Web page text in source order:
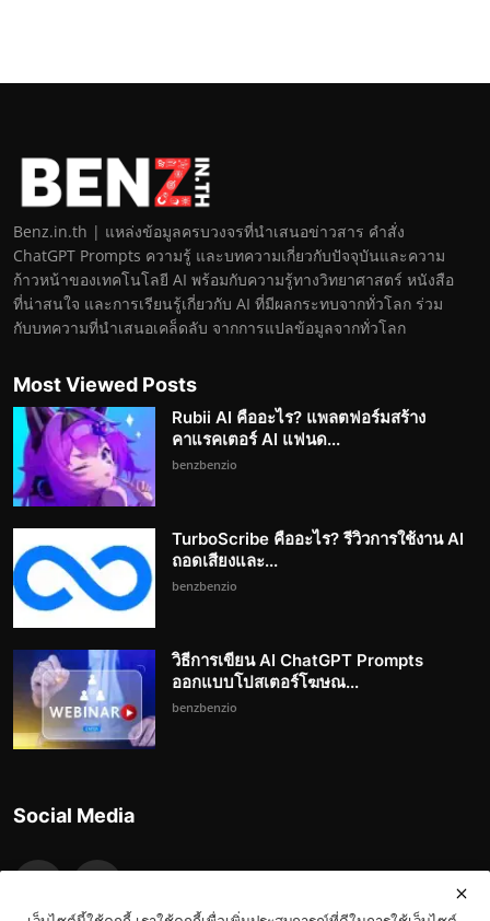
Benz.in.th | แหล่งข้อมูลครบวงจรที่นำเสนอข่าวสาร คำสั่ง
ChatGPT Prompts ความรู้ และบทความเกี่ยวกับปัจจุบันและความ
ก้าวหน้าของเทคโนโลยี AI พร้อมกับความรู้ทางวิทยาศาสตร์ หนังสือ
ที่น่าสนใจ และการเรียนรู้เกี่ยวกับ AI ที่มีผลกระทบจากทั่วโลก ร่วม
กับบทความที่นำเสนอเคล็ดลับ จากการแปลข้อมูลจากทั่วโลก
Most Viewed Posts
Rubii AI คืออะไร? แพลตฟอร์มสร้าง
คาแรคเตอร์ AI แฟนด...
benzbenzio
TurboScribe คืออะไร? รีวิวการใช้งาน AI
ถอดเสียงและ...
benzbenzio
วิธีการเขียน AI ChatGPT Prompts
ออกแบบโปสเตอร์โฆษณ...
benzbenzio
Social Media